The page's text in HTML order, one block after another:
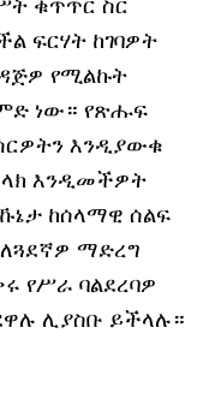
ፍርሃት ከገባዎት
የሚልኩት
ነው። የጽሑፍ
እንዲያውቁ
እንዲመችዎት
ከሰላማዊ ሰልፍ
ማድረግ
የሥራ ባልደረባዎ
ሊያስቡ ይችላሉ።